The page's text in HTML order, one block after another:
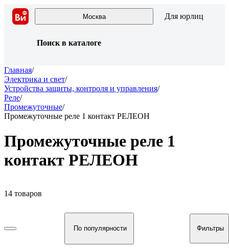
Москва Для юрлиц
Поиск в каталоге
Главная/
Электрика и свет/
Устройства защиты, контроля и управления/
Реле/
Промежуточные/
Промежуточные реле 1 контакт РЕЛЕОН
Промежуточные реле 1
контакт РЕЛЕОН
14 товаров
По популярности Фильтры